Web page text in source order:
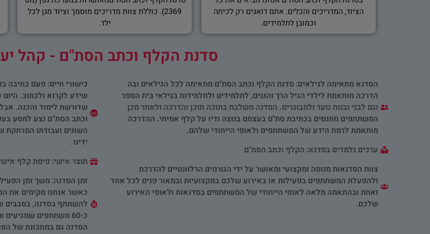
הציוד, המדריכים והכלים. אתם דואגים רק לכיתה
וכמובן לתלמידים.
2369). כוללת צוות מדריכים מוסמך וציוד מגן לכל
ילד.
סדנת הקלף וכתב הסת"ם - קהל
הסדנא מתאימה לגילאים: סדנת הקלף וכתב הסת"ם מתאימה לכל הגילאים ובה
הדרכה מותאמת לילדי הגיל הרך והגנים, לתלמידים ולתלמידות בגילאי בית הספר
וגם לבני ובנות נוער ולמבוגרים. הסדנה משלבת בתוכה תוכן והדרכה ולאחר מכן
המשתתפים מתנסים בכתיבת סת"ם בעצמם בנוצה ודיו על קלף אמיתי. ההדרכה
מותאמת לרמת הידע של המשתתפים ולאופי הייחודי שלהם.
ערכים נלמדים בסדנא: הקלף וכתב הסת"ם
צוות הסדנאות מנוסה ומקצועי ומאושר על ידי הגורמים הרלוונטיים להדרכת
ולהפעלת המשתתפים בפעילות או באירוע שלכם במקצועיות ובמאור פנים לכל אחד
ואחת ובהתאמה מלאה לאופי הייחודי של המשתתפים בסדנאות ולאופי האירוע
שלכם.
כישורי חיים: פעם כתיבה
שידע לקרוא ולכתוב.
שדורשת לימוד והכנה.
וכתב הסת”ם נצע למסע
השונים ועבודתו
ידינו.
תוצר אישי: פיסת קלף
כאשר אנחנו מקימים את
כ-60 משתתפים
הסדנה גם במתכונת של